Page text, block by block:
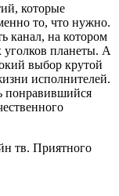
которые
то, что нужно.
канал, на котором
уголков планеты. А
выбор крутой
исполнителей.
понравившийся
тв. Приятного